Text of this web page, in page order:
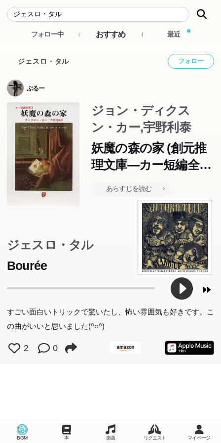
フォロー中 おすすめ 最近
ジェスロ・タル フォロー
ぶるー
ジョン・ディクス
ン・カー,宇野利泰
妖魔の森の家 (創元推
理文庫―カー短編全集
2 (118‐2))
あらすじを読む
この本のあらすじは準備中です。Amazonで読むこともでき
ジェスロ・タル
Bourée
すごい面白いトリックで驚いたし、怖い雰囲気も好きです。こ
の曲がいいと思いました(^○^)
2 0
BGM 本 楽曲 リクエスト マイページ